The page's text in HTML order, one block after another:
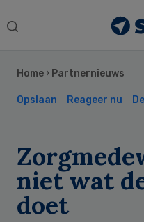
Search
Home › Partnernieuws
Opslaan Reageer nu
niet wat
doet
Sidebar